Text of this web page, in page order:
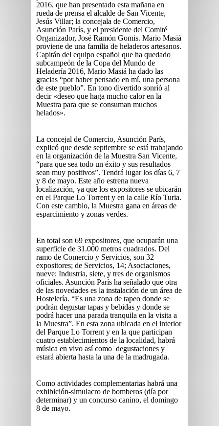
2016, que han presentado esta mañana en
rueda de prensa el alcalde de San Vicente,
Jesús Villar; la concejala de Comercio,
Asunción París, y el presidente del Comité
Organizador, José Ramón Gomis. Mario Masiá
proviene de una familia de heladeros artesanos.
Capitán del equipo español que ha quedado
subcampeón de la Copa del Mundo de
Heladería 2016, Mario Masiá ha dado las
gracias “por haber pensado en mí, una persona
de este pueblo”. En tono divertido sonrió al
decir «deseo que haga mucho calor en la
Muestra para que se consuman muchos
helados».
La concejal de Comercio, Asunción París,
explicó que desde septiembre se está trabajando
en la organización de la Muestra San Vicente,
“para que sea todo un éxito y sus resultados
sean muy positivos”. Tendrá lugar los días 6, 7
y 8 de mayo. Este año estrena nueva
localización, ya que los expositores se ubicarán
en el Parque Lo Torrent y en la calle Río Turia.
Con este cambio, la Muestra gana en áreas de
esparcimiento y zonas verdes.
En total son 69 expositores, que ocuparán una
superficie de 31.000 metros cuadrados. Del
ramo de Comercio y Servicios, son 32
expositores; de Servicios, 14; Asociaciones,
nueve; Industria, siete, y tres de organismos
oficiales. Asunción París ha señalado que otra
de las novedades es la instalación de un área de
Hostelería. “Es una zona de tapeo donde se
podrán degustar tapas y bebidas y donde se
podrá hacer una parada tranquila en la visita a
la Muestra”. En esta zona ubicada en el interior
del Parque Lo Torrent y en la que participan
cuatro establecimientos de la localidad, habrá
música en vivo así como degustaciones y
estará abierta hasta la una de la madrugada.
Como actividades complementarias habrá una
exhibición-simulacro de bomberos (día por
determinar) y un concurso canino, el domingo
8 de mayo.